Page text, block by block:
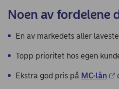
Noen av fordelene
En av markedets aller
Topp prioritet hos egen
Ekstra god pris på MC-lån